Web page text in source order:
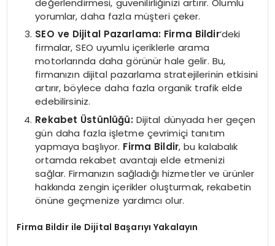
yorumlar, daha fazla müşteri çeker.
SEO ve Dijital Pazarlama: Firma Bildir‘deki
firmalar, SEO uyumlu içeriklerle arama
motorlarında daha görünür hale gelir. Bu,
firmanızın dijital pazarlama stratejilerinin etkisini
artırır, böylece daha fazla organik trafik elde
edebilirsiniz.
Rekabet Üstünlüğü: Dijital dünyada her geçen
gün daha fazla işletme çevrimiçi tanıtım
yapmaya başlıyor. Firma Bildir, bu kalabalık
ortamda rekabet avantajı elde etmenizi
sağlar. Firmanızın sağladığı hizmetler ve ürünler
hakkında zengin içerikler oluşturmak, rekabetin
önüne geçmenize yardımcı olur.
Firma Bildir ile Dijital Başarıyı Yakalayın